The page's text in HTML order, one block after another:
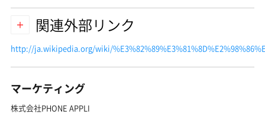
関連外部リンク
http://ja.wikipedia.org/wiki/
マーケティング
株式会社PHONE APPLI